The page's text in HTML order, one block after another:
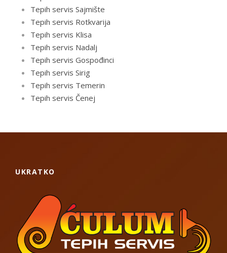
Tepih servis Sajmište
Tepih servis Rotkvarija
Tepih servis Klisa
Tepih servis Nadalj
Tepih servis Gospođinci
Tepih servis Sirig
Tepih servis Temerin
Tepih servis Čenej
UKRATKO